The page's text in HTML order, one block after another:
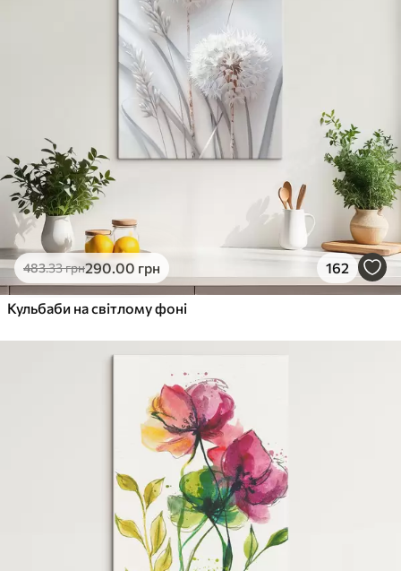
483.33грн290.00 грн 162
Кульбаби на світлому фоні